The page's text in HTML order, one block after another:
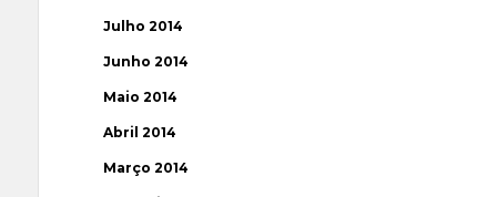
Julho 2014
Junho 2014
Maio 2014
Abril 2014
Março 2014